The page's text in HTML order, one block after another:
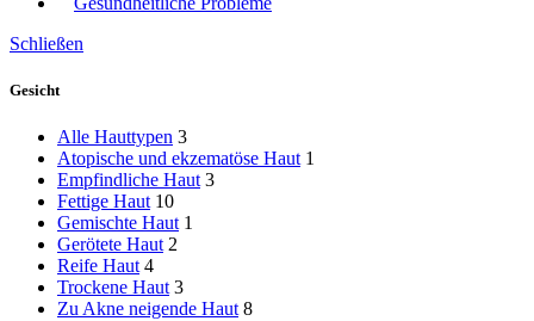
Schließen
Gesicht
Alle Hauttypen 3
Atopische und ekzematöse Haut 1
Empfindliche Haut 3
Fettige Haut 10
Gemischte Haut 1
Gerötete Haut 2
Reife Haut 4
Trockene Haut 3
Zu Akne neigende Haut 8